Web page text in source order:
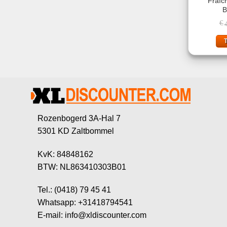
€
Rozenbogerd 3A-Hal 7
5301 KD Zaltbommel
KvK: 84848162
BTW: NL863410303B01
Tel.: (0418) 79 45 41
Whatsapp: +31418794541
E-mail: info@xldiscounter.com